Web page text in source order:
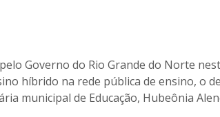
Governo do Rio Grande do Norte
híbrido na rede pública de ensino, o
municipal de Educação, Hubeônia